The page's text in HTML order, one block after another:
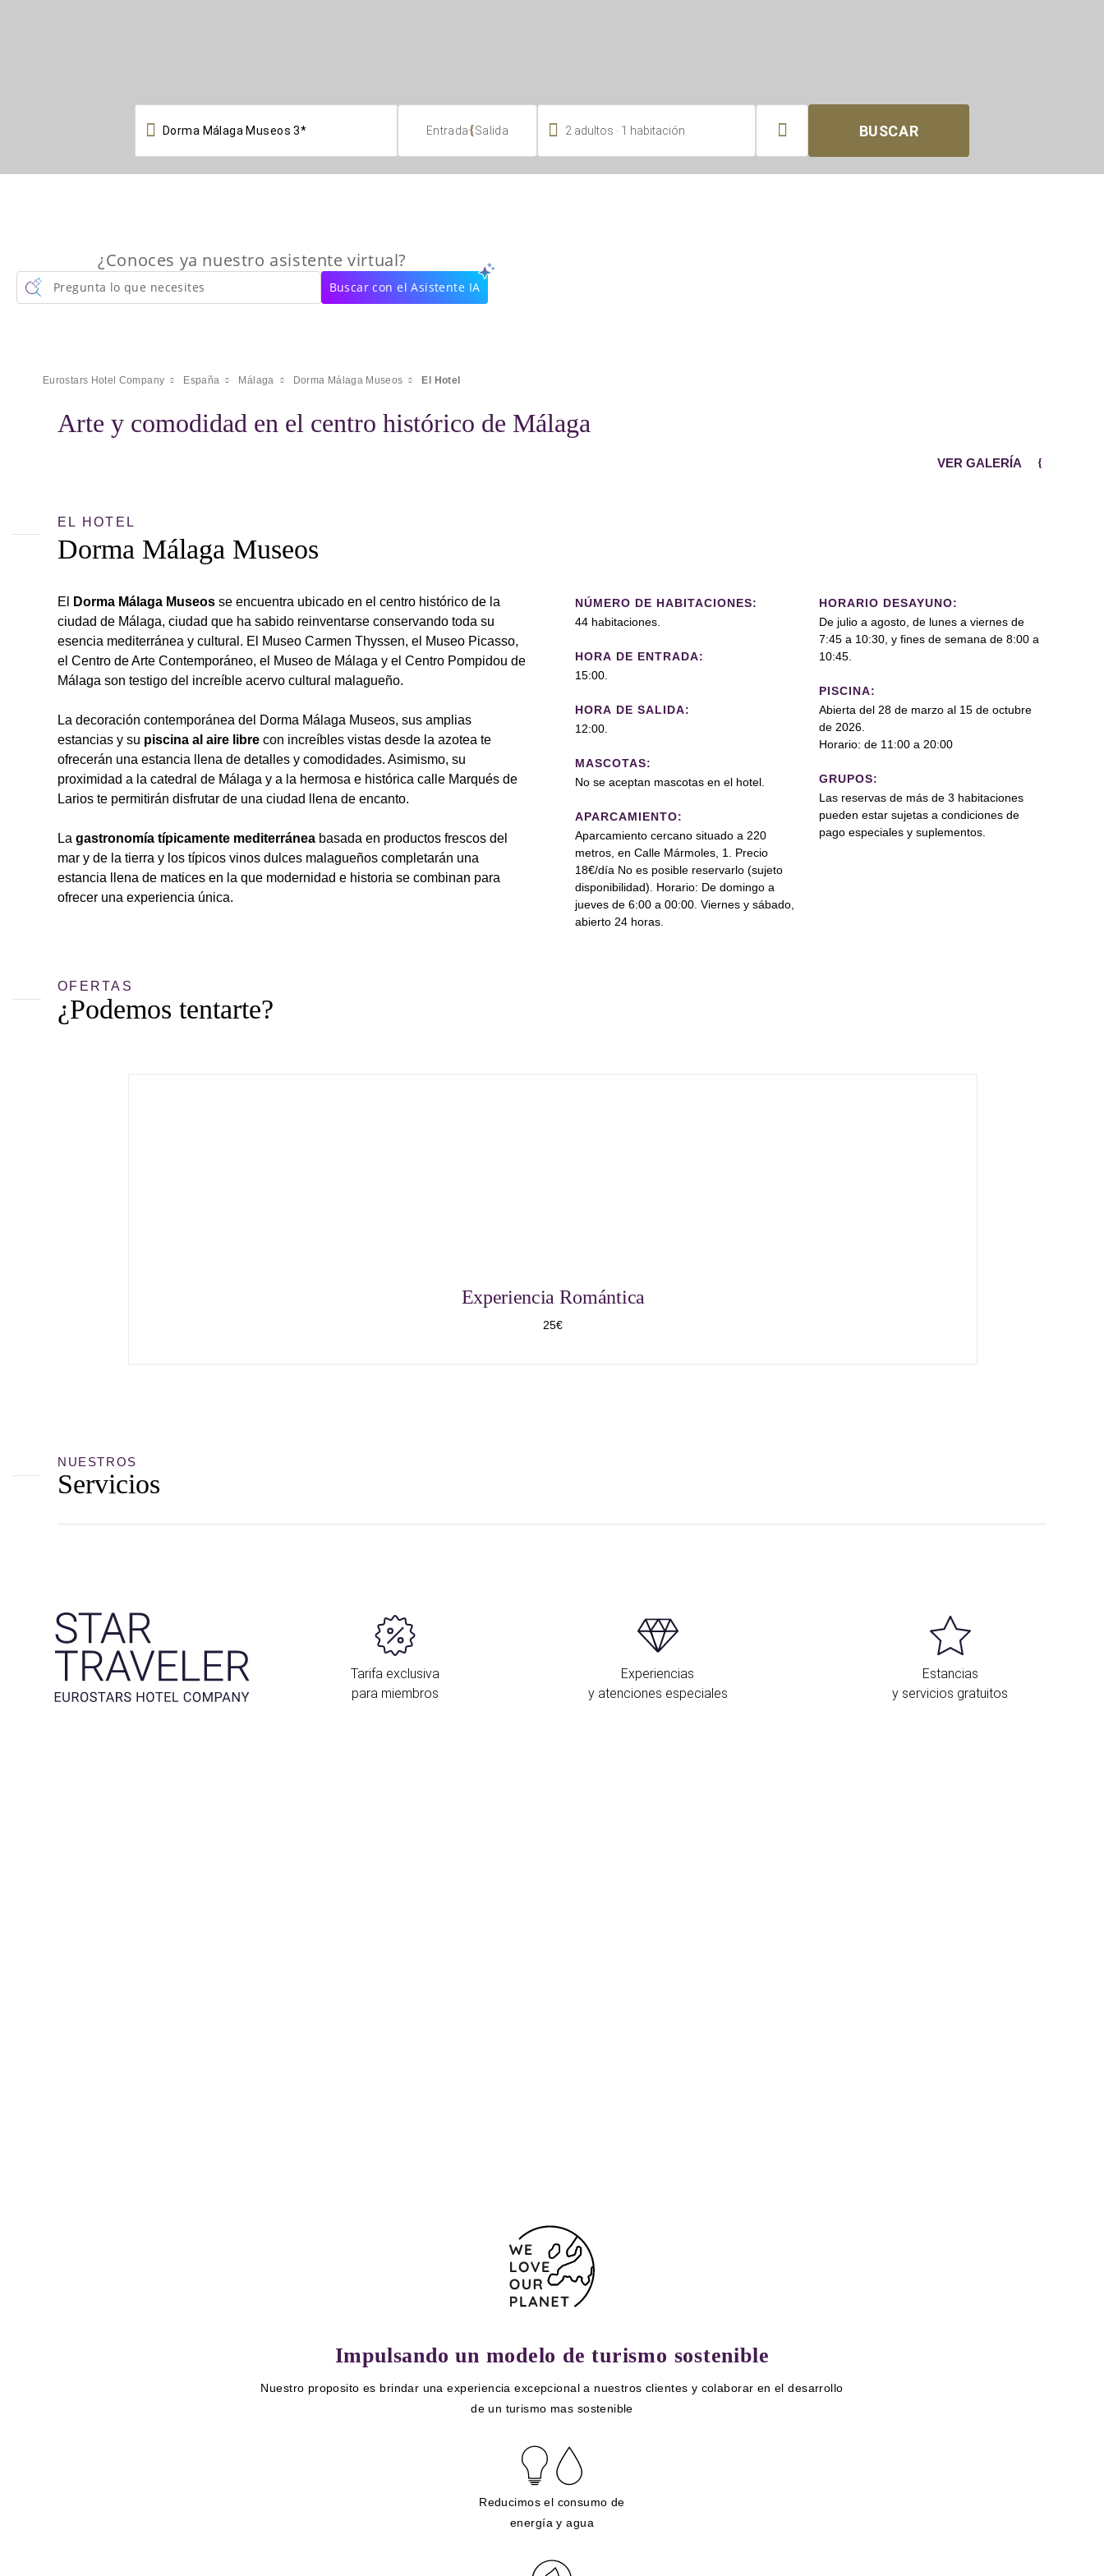
 Entrada{Salida  2 adultos 1 habitación  BUSCAR
¿Conoces ya nuestro asistente virtual?
Pregunta lo que necesites Buscar con el Asistente IA
Eurostars Hotel Company España Málaga Dorma Málaga Museos El Hotel
Arte y comodidad en el centro histórico de Málaga
VER GALERÍA
EL HOTEL
Dorma Málaga Museos
El Dorma Málaga Museos se encuentra ubicado en el centro histórico de la
ciudad de Málaga, ciudad que ha sabido reinventarse conservando toda su
esencia mediterránea y cultural. El Museo Carmen Thyssen, el Museo Picasso,
el Centro de Arte Contemporáneo, el Museo de Málaga y el Centro Pompidou de
Málaga son testigo del increíble acervo cultural malagueño.
La decoración contemporánea del Dorma Málaga Museos, sus amplias
estancias y su piscina al aire libre con increíbles vistas desde la azotea te
ofrecerán una estancia llena de detalles y comodidades. Asimismo, su
proximidad a la catedral de Málaga y a la hermosa e histórica calle Marqués de
Larios te permitirán disfrutar de una ciudad llena de encanto.
La gastronomía típicamente mediterránea basada en productos frescos del
mar y de la tierra y los típicos vinos dulces malagueños completarán una
estancia llena de matices en la que modernidad e historia se combinan para
ofrecer una experiencia única.
NÚMERO DE HABITACIONES:
44 habitaciones.
HORA DE ENTRADA:
15:00.
HORA DE SALIDA:
12:00.
MASCOTAS:
No se aceptan mascotas en el hotel.
APARCAMIENTO:
Aparcamiento cercano situado a 220
metros, en Calle Mármoles, 1. Precio
18€/día No es posible reservarlo (sujeto
disponibilidad). Horario: De domingo a
jueves de 6:00 a 00:00. Viernes y sábado,
abierto 24 horas.
HORARIO DESAYUNO:
De julio a agosto, de lunes a viernes de
7:45 a 10:30, y fines de semana de 8:00 a
10:45.
PISCINA:
Abierta del 28 de marzo al 15 de octubre
de 2026.
Horario: de 11:00 a 20:00
GRUPOS:
Las reservas de más de 3 habitaciones
pueden estar sujetas a condiciones de
pago especiales y suplementos.
OFERTAS
¿Podemos tentarte?
Experiencia Romántica
25€
NUESTROS
Servicios
Tarifa exclusiva
para miembros
Experiencias
y atenciones especiales
Estancias
y servicios gratuitos
Impulsando un modelo de turismo sostenible
Nuestro proposito es brindar una experiencia excepcional a nuestros clientes y colaborar en el desarrollo
de un turismo mas sostenible
Reducimos el consumo de
energía y agua